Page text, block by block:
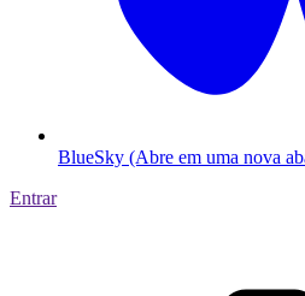
BlueSky (Abre em uma nova
Entrar